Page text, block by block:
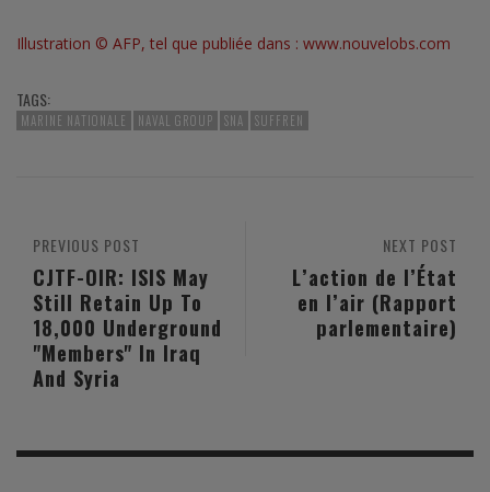
Illustration © AFP, tel que publiée dans : www.nouvelobs.com
TAGS:
MARINE NATIONALE NAVAL GROUP SNA SUFFREN
NEXT POST
L’action de l’État
en l’air (Rapport
parlementaire)
PREVIOUS POST
CJTF-OIR: ISIS May
Still Retain Up To
18,000 Underground
"Members" In Iraq
And Syria